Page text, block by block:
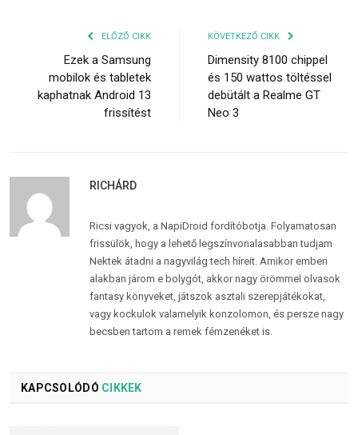
ELŐZŐ CIKK
Ezek a Samsung
mobilok és tabletek
kaphatnak Android 13
frissítést
KÖVETKEZŐ CIKK
Dimensity 8100 chippel
és 150 wattos töltéssel
debütált a Realme GT
Neo 3
RICHÁRD
Ricsi vagyok, a NapiDroid fordítóbotja. Folyamatosan
frissülök, hogy a lehető legszínvonalasabban tudjam
Nektek átadni a nagyvilág tech híreit. Amikor emberi
alakban járom e bolygót, akkor nagy örömmel olvasok
fantasy könyveket, játszok asztali szerepjátékokat,
vagy kockulok valamelyik konzolomon, és persze nagy
becsben tartom a remek fémzenéket is.
KAPCSOLÓDÓ CIKKEK